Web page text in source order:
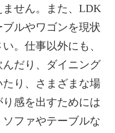
せん。また、LDK
ルやワゴンを現状
。仕事以外にも、
だり、ダイニング
り、さまざまな場
感を出すためには
ファやテーブルな